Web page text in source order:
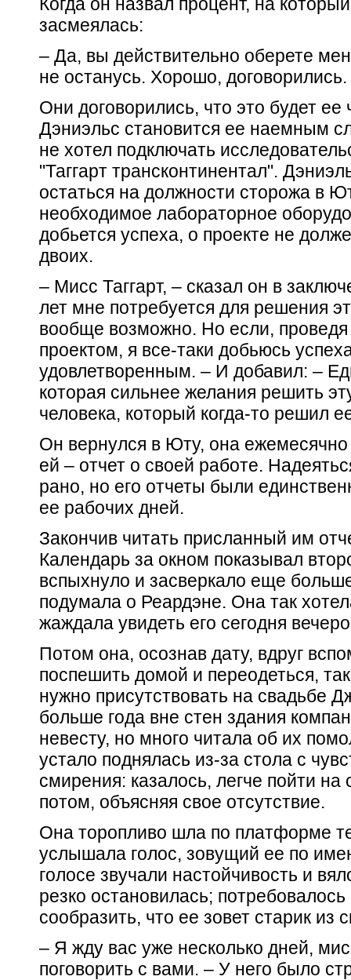
засмеялась:
– Да, вы действительно оберете
не останусь. Хорошо, договорились.
Они договорились, что это будет
Дэниэльс становится ее наемным
не хотел подключать
"Таггарт трансконтинентал".
остаться на должности сторожа в
необходимое лабораторное
добьется успеха, о проекте не
двоих.
– Мисс Таггарт, – сказал он в
лет мне потребуется для решения
вообще возможно. Но если, проведя
проектом, я все-таки добьюсь
удовлетворенным. – И добавил: –
которая сильнее желания решить
человека, который когда-то решил
Он вернулся в Юту, она
ей – отчет о своей работе.
рано, но его отчеты были
ее рабочих дней.
Закончив читать присланный им
Календарь за окном показывал
вспыхнуло и засверкало еще
подумала о Реардэне. Она так
жаждала увидеть его сегодня
Потом она, осознав дату, вдруг
поспешить домой и переодеться,
нужно присутствовать на свадьбе
больше года вне стен здания
невесту, но много читала об их
устало поднялась из-за стола с
смирения: казалось, легче пойти на
потом, объясняя свое отсутствие.
Она торопливо шла по платформе
услышала голос, зовущий ее по
голосе звучали настойчивость и
резко остановилась;
сообразить, что ее зовет старик из
– Я жду вас уже несколько дней,
поговорить с вами. – У него было